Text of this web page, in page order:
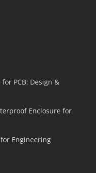
PCB: Design &
Enclosure for
Engineering